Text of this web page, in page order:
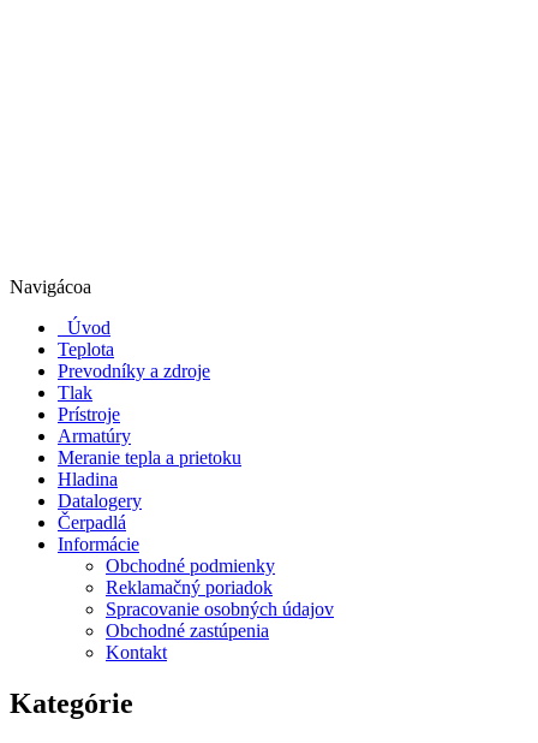
Navigácoa
Úvod
Teplota
Prevodníky a zdroje
Tlak
Prístroje
Armatúry
Meranie tepla a prietoku
Hladina
Datalogery
Čerpadlá
Informácie
Obchodné podmienky
Reklamačný poriadok
Spracovanie osobných údajov
Obchodné zastúpenia
Kontakt
Kategórie